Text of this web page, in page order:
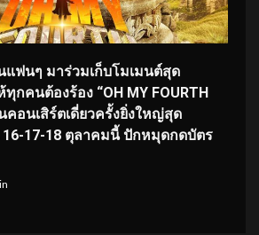
แฟนๆ มาร่วมเก็บโมเมนต์สุด
กคนต้องร้อง “OH MY FOURTH
นคอนเสิร์ตเดี่ยวครั้งยิ่งใหญ่สุด
16-17-18 ตุลาคมนี้ ปักหมุดกดบัตร